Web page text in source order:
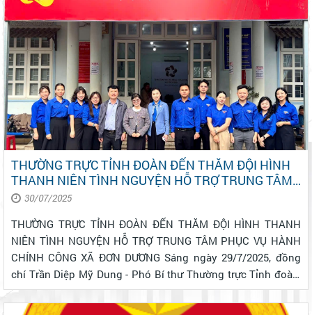
THƯỜNG TRỰC TỈNH ĐOÀN ĐẾN THĂM ĐỘI HÌNH
THANH NIÊN TÌNH NGUYỆN HỖ TRỢ TRUNG TÂM
PHỤC VỤ HÀNH CHÍNH CÔNG XÃ ĐƠN DƯƠNG
30/07/2025
THƯỜNG TRỰC TỈNH ĐOÀN ĐẾN THĂM ĐỘI HÌNH THANH
NIÊN TÌNH NGUYỆN HỖ TRỢ TRUNG TÂM PHỤC VỤ HÀNH
CHÍNH CÔNG XÃ ĐƠN DƯƠNG Sáng ngày 29/7/2025, đồng
chí Trần Diệp Mỹ Dung - Phó Bí thư Thường trực Tỉnh đoàn,
Trưởng Ban Công tác Đoàn và Thanh thiếu nhi tỉnh Lâm
Đồng - đã đến thăm hỏi, động viên và trao quà...